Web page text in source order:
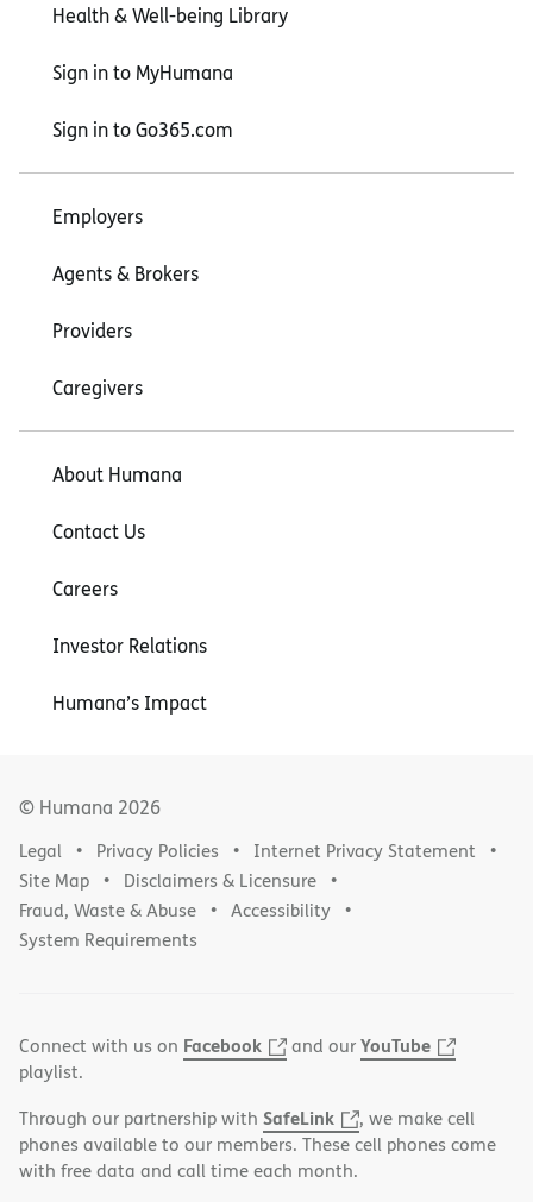
Health & Well-being Library
Sign in to MyHumana
Sign in to Go365.com
Employers
Agents & Brokers
Providers
Caregivers
About Humana
Contact Us
Careers
Investor Relations
Humana’s Impact
© Humana 2026
Legal Privacy Policies
Internet Privacy Statement
Site Map
Disclaimers & Licensure
Fraud, Waste & Abuse
Accessibility
System Requirements
Connect with us on Facebook and ourYouTube
playlist.
Through our partnership with SafeLink
, we make cell
phones available to our members. These cell phones come
with free data and call time each month.